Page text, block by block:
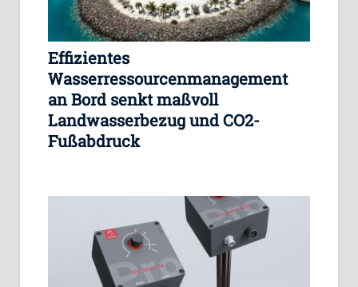
Effizientes
Wasserressourcenmanagement
an Bord senkt maßvoll
Landwasserbezug und CO2-
Fußabdruck